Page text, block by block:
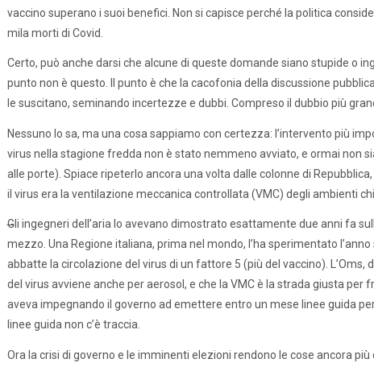
vaccino superano i suoi benefici. Non si capisce perché la politica
mila morti di Covid.
Certo, può anche darsi che alcune di queste domande siano stupide o
punto non è questo. Il punto è che la cacofonia della discussione
le suscitano, seminando incertezze e dubbi. Compreso il dubbio più
Nessuno lo sa, ma una cosa sappiamo con certezza: l’intervento più
virus nella stagione fredda non è stato nemmeno avviato, e ormai non
alle porte). Spiace ripeterlo ancora una volta dalle colonne di
il virus era la ventilazione meccanica controllata (VMC) degli ambienti
Gli ingegneri dell’aria lo avevano dimostrato esattamente due anni fa
mezzo. Una Regione italiana, prima nel mondo, l’ha sperimentato
abbatte la circolazione del virus di un fattore 5 (più del vaccino).
del virus avviene anche per aerosol, e che la VMC è la strada giusta per
aveva impegnando il governo ad emettere entro un mese linee guida
linee guida non c’è traccia.
Ora la crisi di governo e le imminenti elezioni rendono le cose ancora